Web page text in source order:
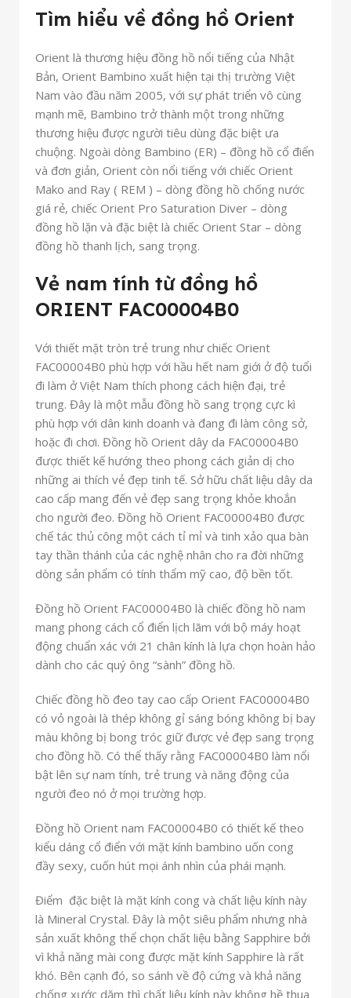
Tìm hiểu về đồng hồ Orient
Orient là thương hiệu đồng hồ nổi tiếng của Nhật
Bản, Orient Bambino xuất hiện tại thị trường Việt
Nam vào đầu năm 2005, với sự phát triển vô cùng
mạnh mẽ, Bambino trở thành một trong những
thương hiệu được người tiêu dùng đặc biệt ưa
chuộng. Ngoài dòng Bambino (ER) – đồng hồ cổ điển
và đơn giản, Orient còn nổi tiếng với chiếc Orient
Mako and Ray ( REM ) – dòng đồng hồ chống nước
giá rẻ, chiếc Orient Pro Saturation Diver – dòng
đồng hồ lặn và đặc biệt là chiếc Orient Star – dòng
đồng hồ thanh lịch, sang trọng.
Vẻ nam tính từ đồng hồ
ORIENT FAC00004B0
Với thiết mặt tròn trẻ trung như chiếc Orient
FAC00004B0 phù hợp với hầu hết nam giới ở độ tuổi
đi làm ở Việt Nam thích phong cách hiện đại, trẻ
trung. Đây là một mẫu đồng hồ sang trọng cực kì
phù hợp với dân kinh doanh và đang đi làm công sở,
hoặc đi chơi. Đồng hồ Orient dây da FAC00004B0
được thiết kế hướng theo phong cách giản dị cho
những ai thích vẻ đẹp tinh tế. Sở hữu chất liệu dây da
cao cấp mang đến vẻ đẹp sang trọng khỏe khoắn
cho người đeo. Đồng hồ Orient FAC00004B0 được
chế tác thủ công một cách tỉ mỉ và tinh xảo qua bàn
tay thần thánh của các nghệ nhân cho ra đời những
dòng sản phẩm có tính thẩm mỹ cao, độ bền tốt.
Đồng hồ Orient FAC00004B0 là chiếc đồng hồ nam
mang phong cách cổ điển lịch lãm với bộ máy hoạt
động chuẩn xác với 21 chân kính là lựa chọn hoàn hảo
dành cho các quý ông “sành” đồng hồ.
Chiếc đồng hồ đeo tay cao cấp Orient FAC00004B0
có vỏ ngoài là thép không gỉ sáng bóng không bị bay
màu không bị bong tróc giữ được vẻ đẹp sang trọng
cho đồng hồ. Có thể thấy rằng FAC00004B0 làm nổi
bật lên sự nam tính, trẻ trung và năng động của
người đeo nó ở mọi trường hợp.
Đồng hồ Orient nam FAC00004B0 có thiết kế theo
kiểu dáng cổ điển với mặt kính bambino uốn cong
đầy sexy, cuốn hút mọi ánh nhìn của phái mạnh.
Điểm đặc biệt là mặt kính cong và chất liệu kính này
là Mineral Crystal. Đây là một siêu phẩm nhưng nhà
sản xuất không thể chọn chất liệu bằng Sapphire bởi
vì khả năng mài cong được mặt kính Sapphire là rất
khó. Bên cạnh đó, so sánh về độ cứng và khả năng
chống xước dăm thì chất liệu kính này không hề thua